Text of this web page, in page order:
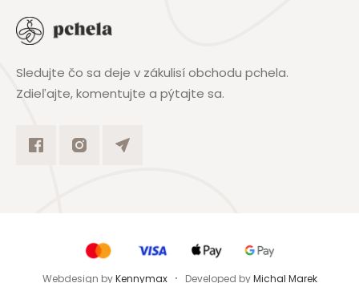
Sledujte čo sa deje v zákulisí obchodu pchela.
Zdieľajte, komentujte a pýtajte sa.
Webdesign by Kennymax Developed by Michal Marek